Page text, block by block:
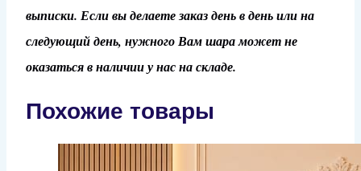
выписки. Если вы делаете заказ день в день или на
следующий день, нужного Вам шара может не
оказаться в наличии у нас на складе.
Похожие товары